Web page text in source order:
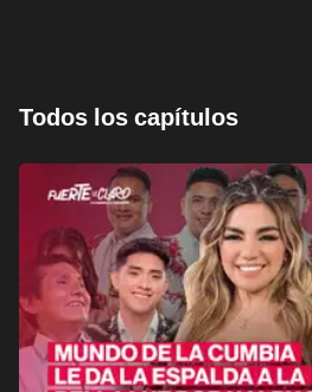
Todos los capítulos